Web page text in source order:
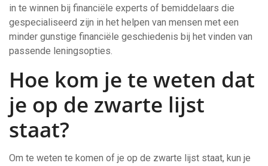
in te winnen bij financiële experts of bemiddelaars die
gespecialiseerd zijn in het helpen van mensen met een
minder gunstige financiële geschiedenis bij het vinden van
passende leningsopties.
Hoe kom je te weten dat
je op de zwarte lijst
staat?
Om te weten te komen of je op de zwarte lijst staat, kun je